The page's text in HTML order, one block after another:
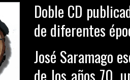
Doble CD
de diferentes
José Saramago
de los años 70,